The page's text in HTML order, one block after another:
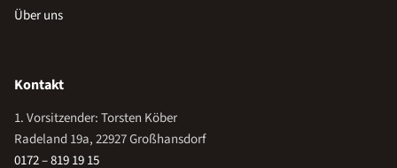
Über uns
Kontakt
1. Vorsitzender: Torsten Köber
Radeland 19a, 22927 Großhansdorf
0172 – 819 19 15